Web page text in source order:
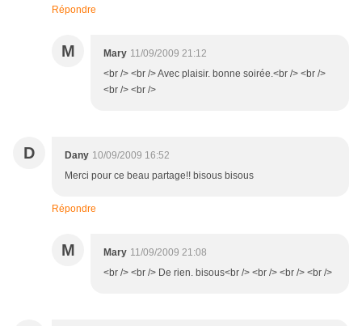
Répondre
M Mary 11/09/2009 21:12
<br /> <br /> Avec plaisir. bonne soirée.<br /> <br />
<br /> <br />
D Dany 10/09/2009 16:52
Merci pour ce beau partage!! bisous bisous
Répondre
M Mary 11/09/2009 21:08
<br /> <br /> De rien. bisous<br /> <br /> <br /> <br />